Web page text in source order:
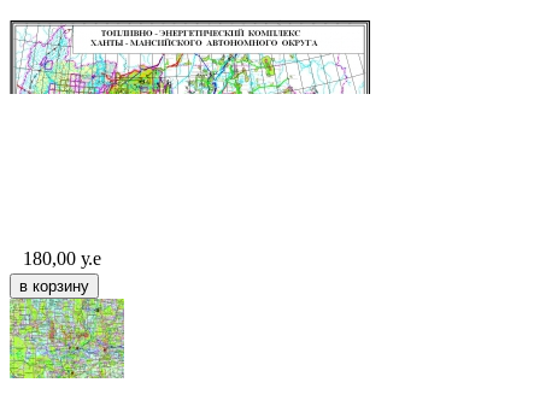
180,00 у.е